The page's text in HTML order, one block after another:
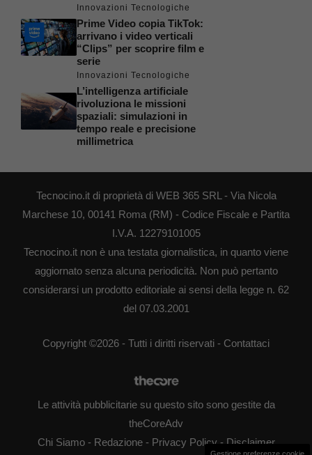
Innovazioni Tecnologiche
Prime Video copia TikTok:
arrivano i video verticali
“Clips” per scoprire film e
serie
Innovazioni Tecnologiche
L’intelligenza artificiale
rivoluziona le missioni
spaziali: simulazioni in
tempo reale e precisione
millimetrica
Tecnocino.it di proprietà di WEB 365 SRL - Via Nicola
Marchese 10, 00141 Roma (RM) - Codice Fiscale e Partita
I.V.A. 12279101005
Tecnocino.it non è una testata giornalistica, in quanto viene
aggiornato senza alcuna periodicità. Non può pertanto
considerarsi un prodotto editoriale ai sensi della legge n. 62
del 07.03.2001
Copyright ©2026 - Tutti i diritti riservati - Contattaci
Le attività pubblicitarie su questo sito sono gestite da
theCoreAdv
Chi Siamo- Redazione- Privacy Policy- Disclaimer